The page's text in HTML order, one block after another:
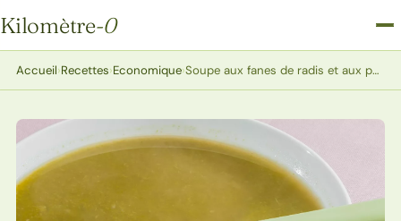
Kilomètre-0
Kilomètre-0
Accueil›Recettes›Economique› Soupe aux fanes de radis et aux pois cassés